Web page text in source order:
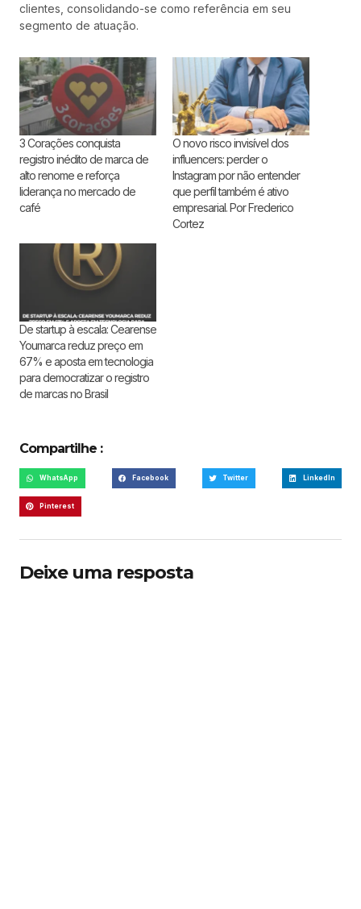
clientes, consolidando-se como referência em seu
segmento de atuação.
3 Corações conquista
registro inédito de marca de
alto renome e reforça
liderança no mercado de
café
O novo risco invisível dos
influencers: perder o
Instagram por não entender
que perfil também é ativo
empresarial. Por Frederico
Cortez
De startup à escala: Cearense
Youmarca reduz preço em
67% e aposta em tecnologia
para democratizar o registro
de marcas no Brasil
Compartilhe :
WhatsApp Facebook Twitter LinkedIn
Pinterest
Deixe uma resposta